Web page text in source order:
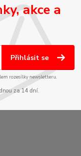
akce a
Přihlásit se
rozesílky newsletteru.
za 14 dní.